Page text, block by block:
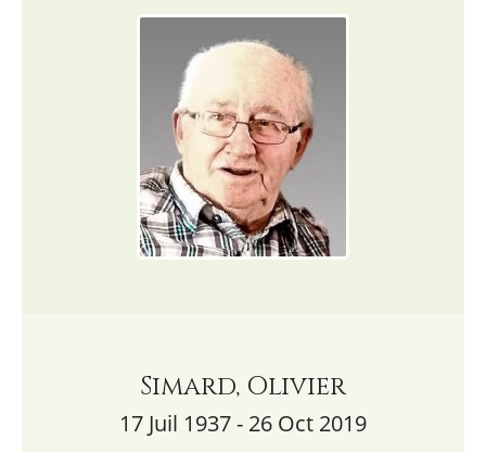
Simard, Olivier
17 Juil 1937 - 26 Oct 2019